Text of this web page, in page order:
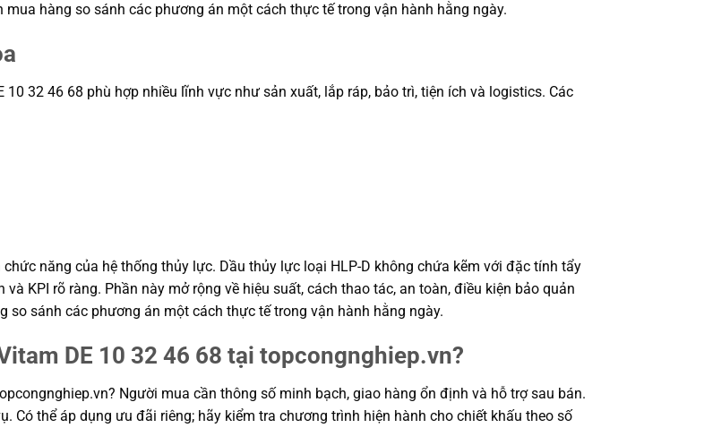
hàng so sánh các phương án một cách thực tế trong vận hành hằng ngày.
32 46 68 phù hợp nhiều lĩnh vực như sản xuất, lắp ráp, bảo trì, tiện ích và logistics. Các
năng của hệ thống thủy lực. Dầu thủy lực loại HLP-D không chứa kẽm với đặc tính tẩy
KPI rõ ràng. Phần này mở rộng về hiệu suất, cách thao tác, an toàn, điều kiện bảo quản
sánh các phương án một cách thực tế trong vận hành hằng ngày.
DE 10 32 46 68 tại topcongnghiep.vn?
Người mua cần thông số minh bạch, giao hàng ổn định và hỗ trợ sau bán.
Có thể áp dụng ưu đãi riêng; hãy kiểm tra chương trình hiện hành cho chiết khấu theo số